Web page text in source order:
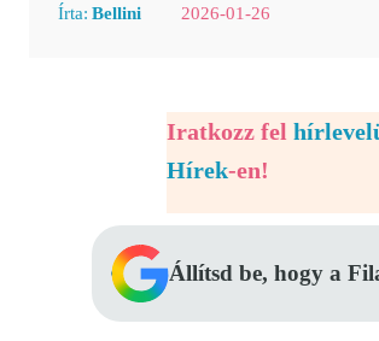
Írta: Bellini 2026-01-26
Iratkozz fel
Hírek-en!
Állítsd be, hogy a